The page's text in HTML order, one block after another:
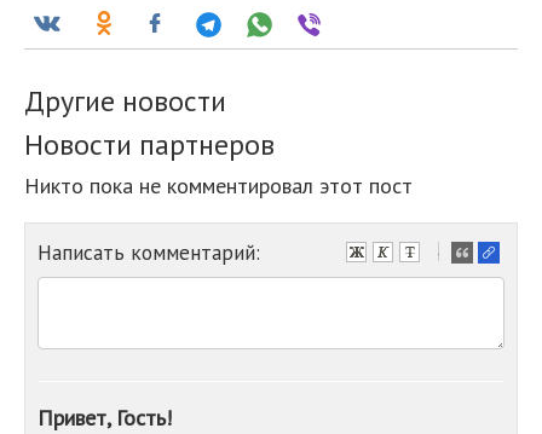
Другие новости
Новости партнеров
Никто пока не комментировал этот пост
Написать комментарий:
-
-
-
Привет, Гость!